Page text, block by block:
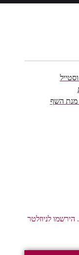
מנת השף
לניוזלטר